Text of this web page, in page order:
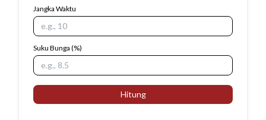
Jangka Waktu
Suku Bunga (%)
Hitung